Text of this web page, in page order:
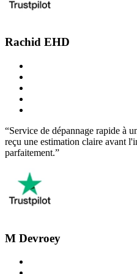
Rachid EHD
“Service de dépannage rapide à
reçu une estimation claire avant
parfaitement.”
M Devroey